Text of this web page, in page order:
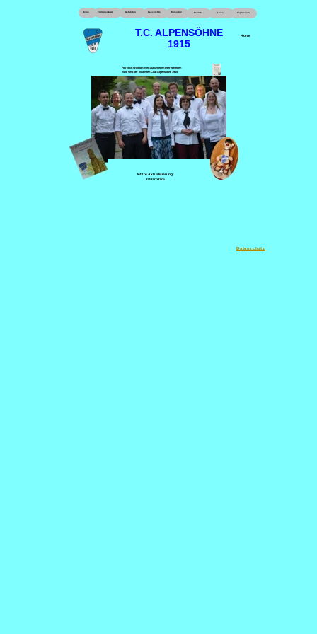
Home Termine/News Gefährten Geschichte Episoden Kontakt Links Impressum
T.C. ALPENSÖHNE
1915
Home
Herzlich Willkommen auf unseren Internetseiten
Wir sind der Touristen Club Alpensöhne 1915
letzte Aktualisierung:
04.07.2026
zum vergrößern
Datenschutz